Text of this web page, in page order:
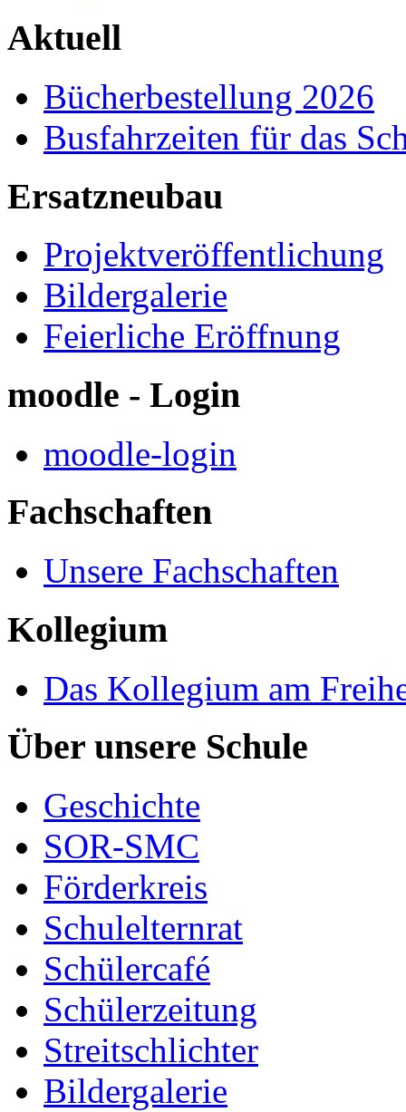
Aktuell
Bücherbestellung 2026
Busfahrzeiten für das
Ersatzneubau
Projektveröffentlichung
Bildergalerie
Feierliche Eröffnung
moodle - Login
moodle-login
Fachschaften
Unsere Fachschaften
Kollegium
Das Kollegium am
Über unsere Schule
Geschichte
SOR-SMC
Förderkreis
Schulelternrat
Schülercafé
Schülerzeitung
Streitschlichter
Bildergalerie